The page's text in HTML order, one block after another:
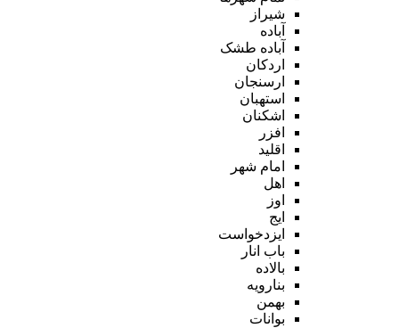
شیراز
آباده
آباده طشک
اردکان
ارسنجان
استهبان
اشکنان
افزر
اقلید
امام شهر
اهل
اوز
ایج
ایزدخواست
باب انار
بالاده
بنارویه
بهمن
بوانات